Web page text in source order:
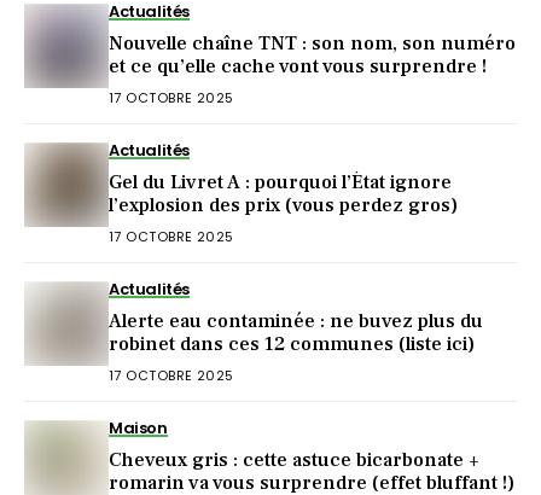
Actualités
Nouvelle chaîne TNT : son nom, son numéro
et ce qu’elle cache vont vous surprendre !
17 OCTOBRE 2025
Actualités
Gel du Livret A : pourquoi l’État ignore
l’explosion des prix (vous perdez gros)
17 OCTOBRE 2025
Actualités
Alerte eau contaminée : ne buvez plus du
robinet dans ces 12 communes (liste ici)
17 OCTOBRE 2025
Maison
Cheveux gris : cette astuce bicarbonate +
romarin va vous surprendre (effet bluffant !)